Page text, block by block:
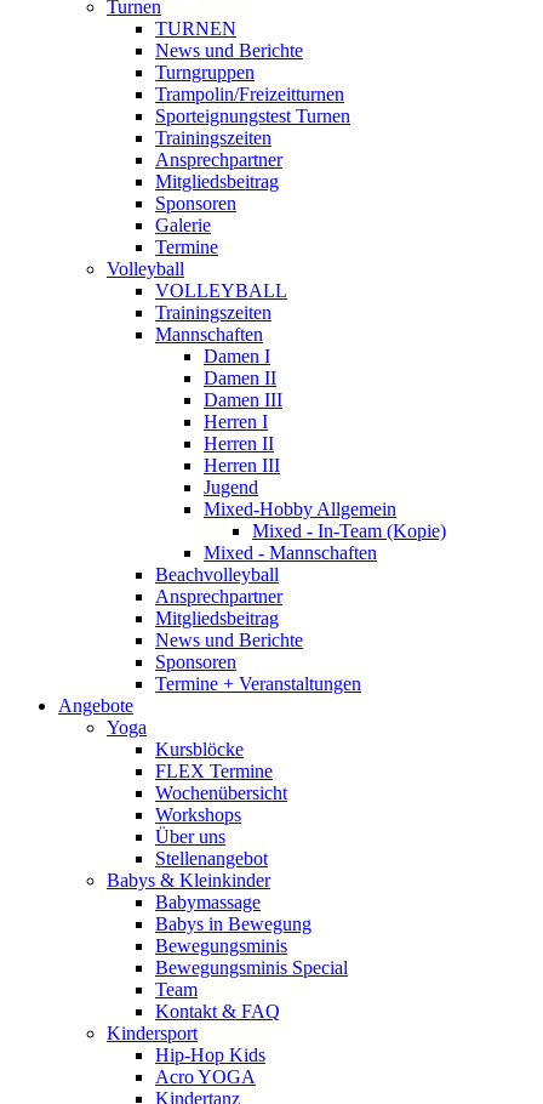
Turnen
TURNEN
News und Berichte
Turngruppen
Trampolin/Freizeitturnen
Sporteignungstest Turnen
Trainingszeiten
Ansprechpartner
Mitgliedsbeitrag
Sponsoren
Galerie
Termine
Volleyball
VOLLEYBALL
Trainingszeiten
Mannschaften
Damen I
Damen II
Damen III
Herren I
Herren II
Herren III
Jugend
Mixed-Hobby Allgemein
Mixed - In-Team (Kopie)
Mixed - Mannschaften
Beachvolleyball
Ansprechpartner
Mitgliedsbeitrag
News und Berichte
Sponsoren
Termine + Veranstaltungen
Angebote
Yoga
Kursblöcke
FLEX Termine
Wochenübersicht
Workshops
Über uns
Stellenangebot
Babys & Kleinkinder
Babymassage
Babys in Bewegung
Bewegungsminis
Bewegungsminis Special
Team
Kontakt & FAQ
Kindersport
Hip-Hop Kids
Acro YOGA
Kindertanz